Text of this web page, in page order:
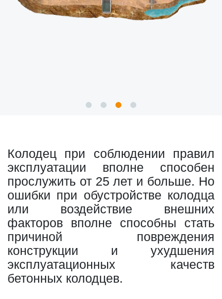
Колодец при соблюдении правил
эксплуатации вполне способен
прослужить от 25 лет и больше. Но
ошибки при обустройстве колодца
или воздействие внешних
факторов вполне способны стать
причиной повреждения
конструкции и ухудшения
эксплуатационных качеств
бетонных колодцев.